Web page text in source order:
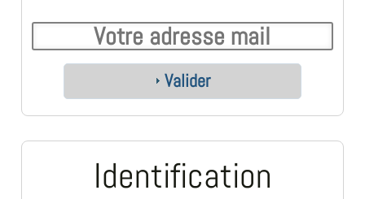
Valider
Identification